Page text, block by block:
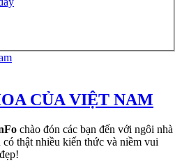
CỦA VIỆT NAM
chào đón các bạn đến với ngôi nhà
có thật nhiều kiến thức và niềm vui